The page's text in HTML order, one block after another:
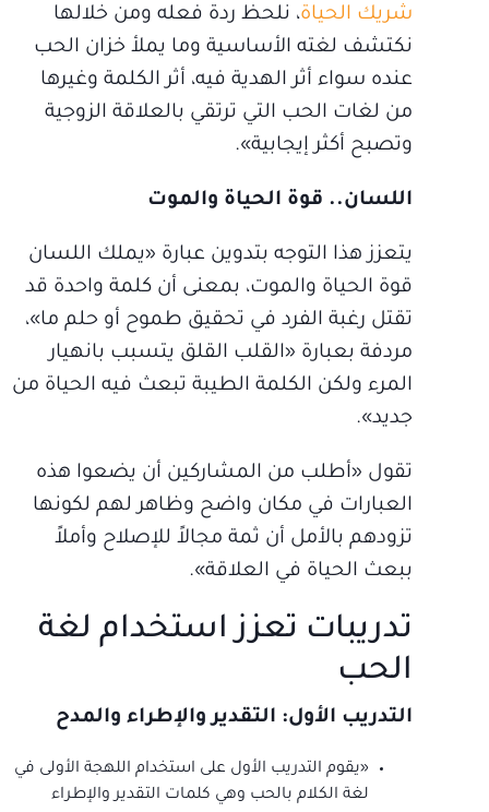
شريك الحياة، نلحظ ردة فعله ومن خلالها
نكتشف لغته الأساسية وما يملأ خزان الحب
عنده سواء أثر الهدية فيه، أثر الكلمة وغيرها
من لغات الحب التي ترتقي بالعلاقة الزوجية
وتصبح أكثر إيجابية».
اللسان.. قوة الحياة والموت
يتعزز هذا التوجه بتدوين عبارة «يملك اللسان
قوة الحياة والموت، بمعنى أن كلمة واحدة قد
تقتل رغبة الفرد في تحقيق طموح أو حلم ما»،
مردفة بعبارة «القلب القلق يتسبب بانهيار
المرء ولكن الكلمة الطيبة تبعث فيه الحياة من
جديد».
تقول «أطلب من المشاركين أن يضعوا هذه
العبارات في مكان واضح وظاهر لهم لكونها
تزودهم بالأمل أن ثمة مجالاً للإصلاح وأملاً
ببعث الحياة في العلاقة».
تدريبات تعزز استخدام لغة
الحب
التدريب الأول: التقدير والإطراء والمدح
«يقوم التدريب الأول على استخدام اللهجة الأولى في
لغة الكلام بالحب وهي كلمات التقدير والإطراء